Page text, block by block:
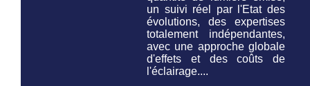
un suivi réel par l'Etat des
évolutions, des expertises
totalement indépendantes,
avec une approche globale
d'effets et des coûts de
l'éclairage....